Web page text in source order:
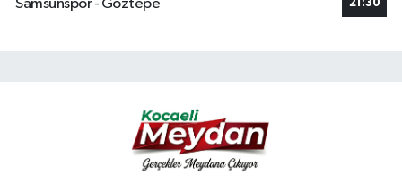
Samsunspor - Göztepe
21:30